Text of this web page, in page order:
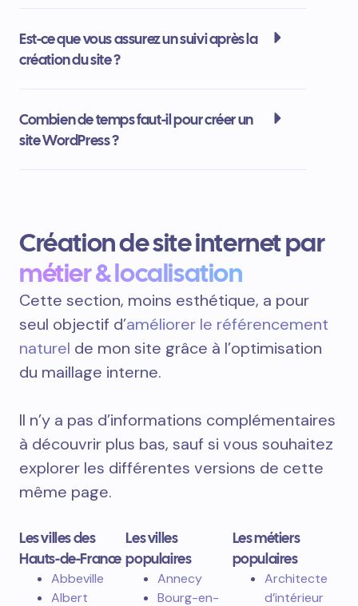
Est-ce que vous assurez un suivi après la
création du site ?
Combien de temps faut-il pour créer un
site WordPress ?
Création de site internet par
métier & localisation
Cette section, moins esthétique, a pour
seul objectif d’améliorer le référencement
naturel de mon site grâce à l’optimisation
du maillage interne.
Il n’y a pas d’informations complémentaires
à découvrir plus bas, sauf si vous souhaitez
explorer les différentes versions de cette
même page.
Les villes des
Hauts-de-France
Abbeville
Albert
Les villes
populaires
Annecy
Bourg-en-
Les métiers
populaires
Architecte
d’intérieur